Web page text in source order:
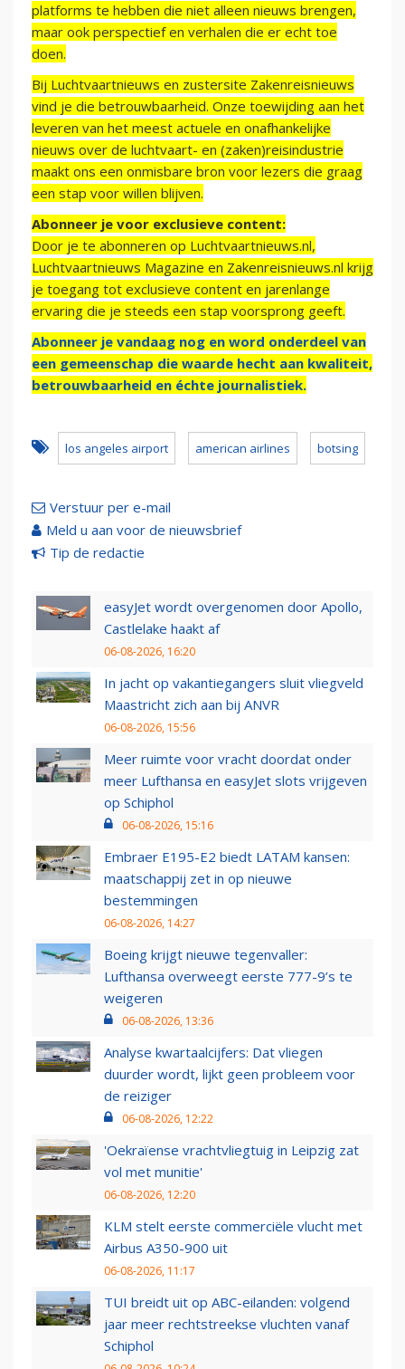
platforms te hebben die niet alleen nieuws brengen,
maar ook perspectief en verhalen die er echt toe
doen.
Bij Luchtvaartnieuws en zustersite Zakenreisnieuws
vind je die betrouwbaarheid. Onze toewijding aan het
leveren van het meest actuele en onafhankelijke
nieuws over de luchtvaart- en (zaken)reisindustrie
maakt ons een onmisbare bron voor lezers die graag
een stap voor willen blijven.
Abonneer je voor exclusieve content:
Door je te abonneren op Luchtvaartnieuws.nl,
Luchtvaartnieuws Magazine en Zakenreisnieuws.nl krijg
je toegang tot exclusieve content en jarenlange
ervaring die je steeds een stap voorsprong geeft.
Abonneer je vandaag nog en word onderdeel van
een gemeenschap die waarde hecht aan kwaliteit,
betrouwbaarheid en échte journalistiek.
los angeles airport american airlines botsing
Verstuur per e-mail
Meld u aan voor de nieuwsbrief
Tip de redactie
easyJet wordt overgenomen door Apollo,
Castlelake haakt af
06-08-2026, 16:20
In jacht op vakantiegangers sluit vliegveld
Maastricht zich aan bij ANVR
06-08-2026, 15:56
Meer ruimte voor vracht doordat onder
meer Lufthansa en easyJet slots vrijgeven
op Schiphol
06-08-2026, 15:16
Embraer E195-E2 biedt LATAM kansen:
maatschappij zet in op nieuwe
bestemmingen
06-08-2026, 14:27
Boeing krijgt nieuwe tegenvaller:
Lufthansa overweegt eerste 777-9’s te
weigeren
06-08-2026, 13:36
Analyse kwartaalcijfers: Dat vliegen
duurder wordt, lijkt geen probleem voor
de reiziger
06-08-2026, 12:22
'Oekraïense vrachtvliegtuig in Leipzig zat
vol met munitie'
06-08-2026, 12:20
KLM stelt eerste commerciële vlucht met
Airbus A350-900 uit
06-08-2026, 11:17
TUI breidt uit op ABC-eilanden: volgend
jaar meer rechtstreekse vluchten vanaf
Schiphol